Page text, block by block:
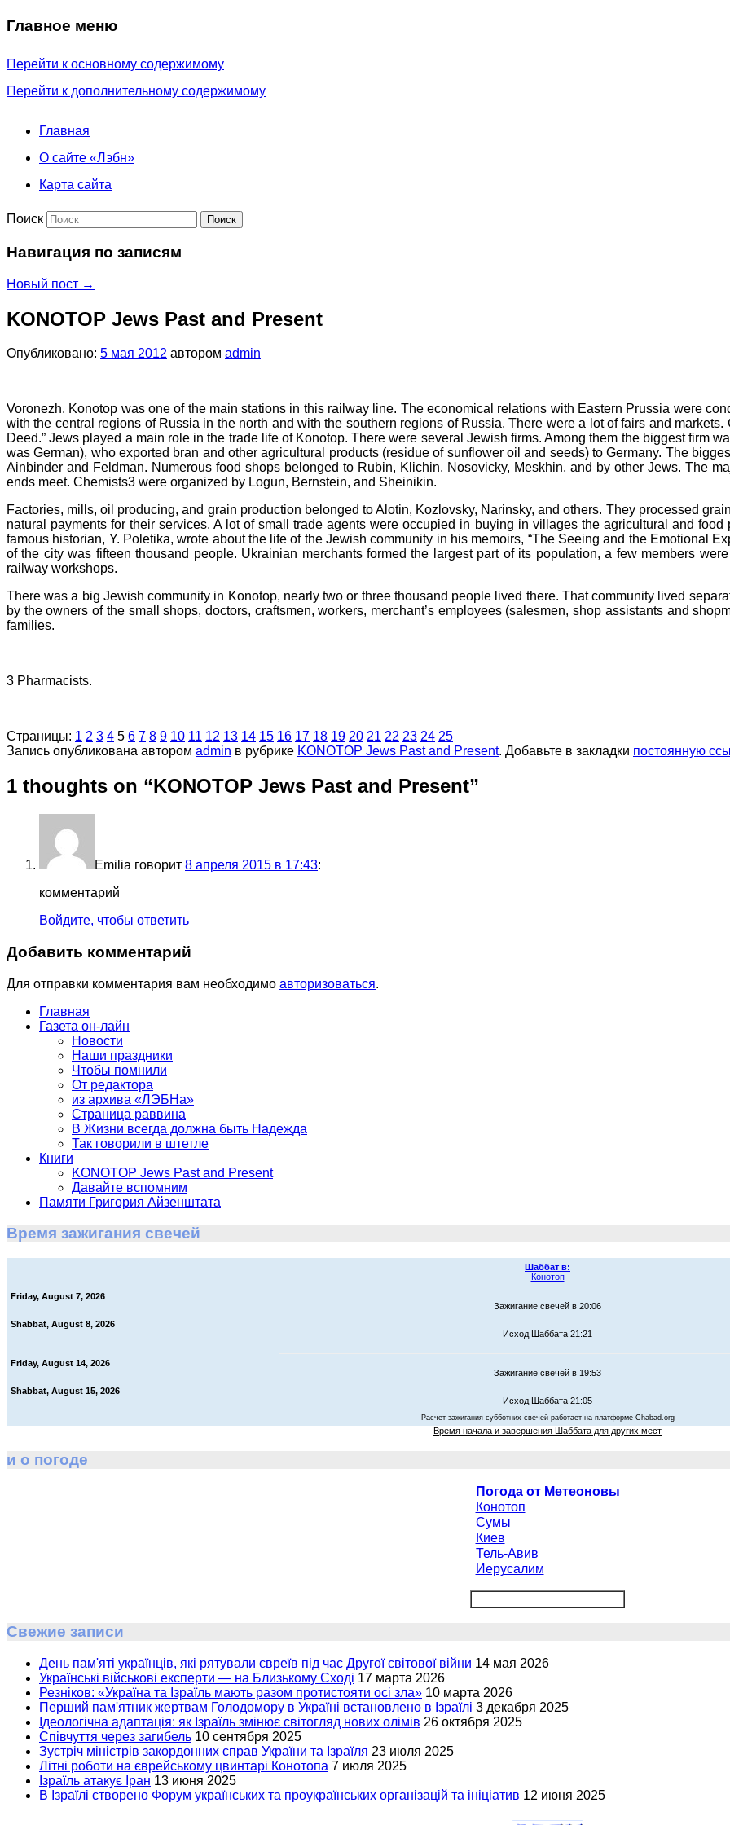
Главное меню
Перейти к основному содержимому
Перейти к дополнительному содержимому
Главная
О сайте «Лэбн»
Карта сайта
Поиск
Навигация по записям
Новый пост →
KONOTOP Jews Past and Present
Опубликовано: 5 мая 2012 автором admin
Voronezh. Konotop was one of the main stations in this railway line. The economical relations with Eastern Prussia were
with the central regions of Russia in the north and with the southern regions of Russia. There were a lot of fairs and
Deed.” Jews played a main role in the trade life of Konotop. There were several Jewish firms. Among them the biggest firm
was German), who exported bran and other agricultural products (residue of sunflower oil and seeds) to Germany. The
Ainbinder and Feldman. Numerous food shops belonged to Rubin, Klichin, Nosovicky, Meskhin, and by other Jews. The
ends meet. Chemists3 were organized by Logun, Bernstein, and Sheinikin.
Factories, mills, oil producing, and grain production belonged to Alotin, Kozlovsky, Narinsky, and others. They processed
natural payments for their services. A lot of small trade agents were occupied in buying in villages the agricultural and
famous historian, Y. Poletika, wrote about the life of the Jewish community in his memoirs, “The Seeing and the Emotional
of the city was fifteen thousand people. Ukrainian merchants formed the largest part of its population, a few members
railway workshops.
There was a big Jewish community in Konotop, nearly two or three thousand people lived there. That community lived
by the owners of the small shops, doctors, craftsmen, workers, merchant’s employees (salesmen, shop assistants and
families.
3 Pharmacists.
Страницы: 1 2 3 4 5 6 7 8 9 10 11 12 13 14 15 16 17 18 19 20 21 22 23 24 25
Запись опубликована автором admin в рубрике KONOTOP Jews Past and Present. Добавьте в закладки постоянную
1 thoughts on “KONOTOP Jews Past and Present”
Emilia говорит 8 апреля 2015 в 17:43:
комментарий
Войдите, чтобы ответить
Добавить комментарий
Для отправки комментария вам необходимо авторизоваться.
Главная
Газета он-лайн
Новости
Наши праздники
Чтобы помнили
От редактора
из архива «ЛЭБНа»
Страница раввина
В Жизни всегда должна быть Надежда
Так говорили в штетле
Книги
KONOTOP Jews Past and Present
Давайте вспомним
Памяти Григория Айзенштата
Время зажигания свечей
Шаббат в:
Конотоп
Friday, August 7, 2026
Зажигание свечей в 20:06
Shabbat, August 8, 2026
Исход Шаббата 21:21
Friday, August 14, 2026
Зажигание свечей в 19:53
Shabbat, August 15, 2026
Исход Шаббата 21:05
Расчет зажигания субботних свечей работает на платформе Chabad.org
Время начала и завершения Шаббата для других мест
и о погоде
Погода от Метеоновы
Конотоп
Сумы
Киев
Тель-Авив
Иерусалим
Свежие записи
День пам'яті українців, які рятували євреїв під час Другої світової війни 14 мая 2026
Українські військові експерти — на Близькому Сході 17 марта 2026
Резніков: «Україна та Ізраїль мають разом протистояти осі зла» 10 марта 2026
Перший пам'ятник жертвам Голодомору в Україні встановлено в Ізраїлі 3 декабря 2025
Ідеологічна адаптація: як Ізраїль змінює світогляд нових олімів 26 октября 2025
Співчуття через загибель 10 сентября 2025
Зустріч міністрів закордонних справ України та Ізраїля 23 июля 2025
Літні роботи на єврейському цвинтарі Конотопа 7 июля 2025
Ізраїль атакує Іран 13 июня 2025
В Ізраїлі створено Форум українських та проукраїнських організацій та ініціатив 12 июня 2025